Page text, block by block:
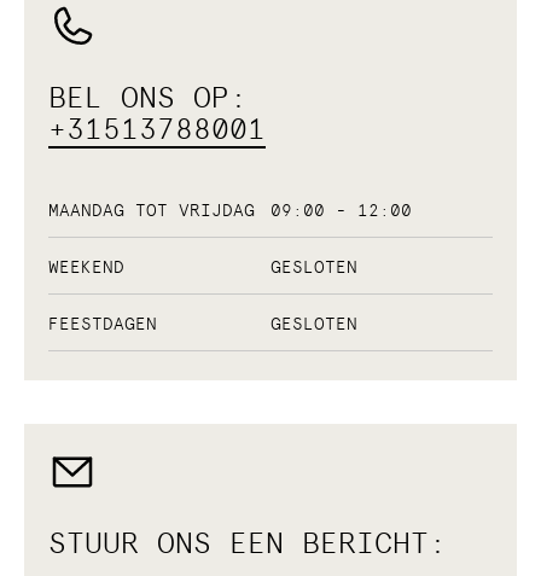
BEL ONS OP:
+31513788001
MAANDAG TOT VRIJDAG 09:00 - 12:00
WEEKEND GESLOTEN
FEESTDAGEN GESLOTEN
STUUR ONS EEN BERICHT: